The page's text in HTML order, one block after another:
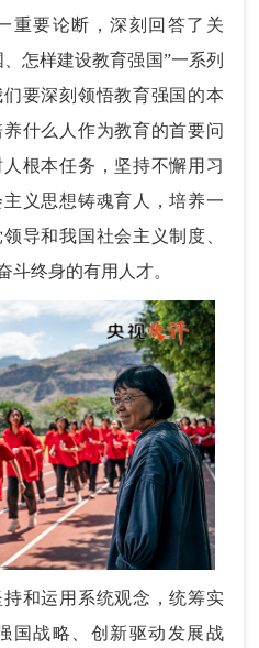
重要论断，深刻回答了关
怎样建设教育强国”一系列
要深刻领悟教育强国的本
什么人作为教育的首要问
根本任务，坚持不懈用习
义思想铸魂育人，培养一
导和我国社会主义制度、
斗终身的有用人才。
和运用系统观念，统筹实
国战略、创新驱动发展战